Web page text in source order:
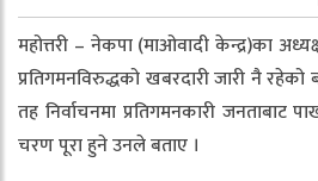
महोत्तरी – नेकपा (माओवादी केन्द्र)का
प्रतिगमनविरुद्धको खबरदारी जारी नै
तह निर्वाचनमा प्रतिगमनकारी
चरण पूरा हुने उनले बताए ।